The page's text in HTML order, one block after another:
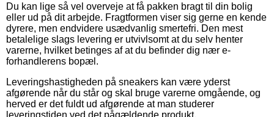
Du kan lige så vel overveje at få pakken bragt til din bolig
eller ud på dit arbejde. Fragtformen viser sig gerne en kende
dyrere, men endvidere usædvanlig smertefri. Den mest
betalelige slags levering er utvivlsomt at du selv henter
varerne, hvilket betinges af at du befinder dig nær e-
forhandlerens bopæl.
Leveringshastigheden på sneakers kan være yderst
afgørende når du står og skal bruge varerne omgående, og
herved er det fuldt ud afgørende at man studerer
leveringstiden ved det pågældende produkt.